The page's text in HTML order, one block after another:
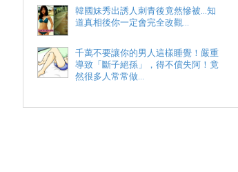
韓國妹秀出誘人刺青後竟然慘被...知
道真相後你一定會完全改觀...
千萬不要讓你的男人這樣睡覺！嚴重
導致「斷子絕孫」，得不償失阿！竟
然很多人常常做...